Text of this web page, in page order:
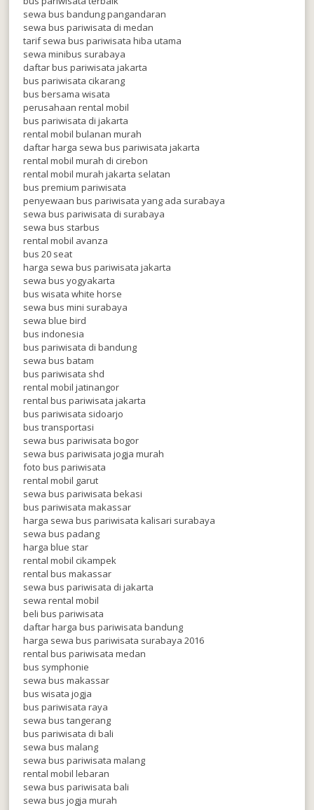
sewa bus bandung pangandaran
sewa bus pariwisata di medan
tarif sewa bus pariwisata hiba utama
sewa minibus surabaya
daftar bus pariwisata jakarta
bus pariwisata cikarang
bus bersama wisata
perusahaan rental mobil
bus pariwisata di jakarta
rental mobil bulanan murah
daftar harga sewa bus pariwisata jakarta
rental mobil murah di cirebon
rental mobil murah jakarta selatan
bus premium pariwisata
penyewaan bus pariwisata yang ada surabaya
sewa bus pariwisata di surabaya
sewa bus starbus
rental mobil avanza
bus 20 seat
harga sewa bus pariwisata jakarta
sewa bus yogyakarta
bus wisata white horse
sewa bus mini surabaya
sewa blue bird
bus indonesia
bus pariwisata di bandung
sewa bus batam
bus pariwisata shd
rental mobil jatinangor
rental bus pariwisata jakarta
bus pariwisata sidoarjo
bus transportasi
sewa bus pariwisata bogor
sewa bus pariwisata jogja murah
foto bus pariwisata
rental mobil garut
sewa bus pariwisata bekasi
bus pariwisata makassar
harga sewa bus pariwisata kalisari surabaya
sewa bus padang
harga blue star
rental mobil cikampek
rental bus makassar
sewa bus pariwisata di jakarta
sewa rental mobil
beli bus pariwisata
daftar harga bus pariwisata bandung
harga sewa bus pariwisata surabaya 2016
rental bus pariwisata medan
bus symphonie
sewa bus makassar
bus wisata jogja
bus pariwisata raya
sewa bus tangerang
bus pariwisata di bali
sewa bus malang
sewa bus pariwisata malang
rental mobil lebaran
sewa bus pariwisata bali
sewa bus jogja murah